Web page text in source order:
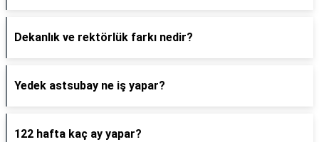
Dekanlık ve rektörlük farkı nedir?
Yedek astsubay ne iş yapar?
122 hafta kaç ay yapar?